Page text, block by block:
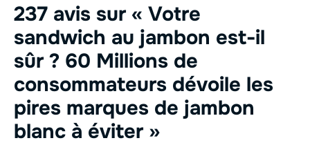
237 avis sur « Votre
sandwich au jambon est-il
sûr ? 60 Millions de
consommateurs dévoile les
pires marques de jambon
blanc à éviter »